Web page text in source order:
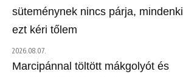
süteménynek nincs párja, mindenki
ezt kéri tőlem
2026.08.07.
Marcipánnal töltött mákgolyót és